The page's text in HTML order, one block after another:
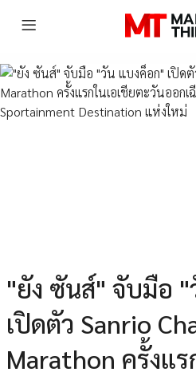
"ยัง ซันส์" จับมือ
เปิดตัว Sanrio
Marathon ครั้งแร